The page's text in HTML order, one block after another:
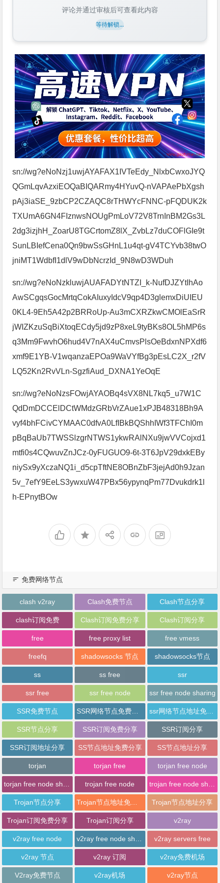
评论并通过审核后可查看此内容
等待解锁...
sn://wg?eNoNzj1uwjAYAFAX1IVTeEdy_NlxbCwxoJYQ
QGmLqvAzxiEOQaBIQARmy4HYuvQ-nVAPAePbXgsh
pAj3iaSE_9zbCP2CZAQC8rTHWYcFNNC-pFQDUK2k
TXUmA6GN4FIznwsNOUgPmLoV72V8TrnInBM2Gs3L
2dg3izjhH_ZoarU8TGCrtomZ8lX_ZvbLz7duCOFlGIe9t
SunLBIefCena0Qn9bwSsGHnL1u4qt-gV4TCYvb38twO
jniMT1WdbfI1dlV9wDbNcrzId_9N8wD3WDuh
sn://wg?eNoNzkluwjAUAFADYtNTZI_k-NufDJZYtIhAo
AwSCgqsGocMrtqCokAIuxyIdcV9qp4D3glemxDiUIEU
0KL4-9Eh5A42p2BRRoUp-Au3mCXRZkwCMOlEaSrR
jWIZKzuSqBiXtoqECdy5jd9zP8xeL9tyBKs8OL5hMP6s
q3Mm9FwvhO6hud4V7nAX4uCmvsPlsOeBdxnNPXdf6
xmf9E1YB-V1wqanzaEPOa9WaVYfBg3pEsLC2X_r2fV
LQ52Kn2RvVLn-SgzfiAud_DXNA1YeOqE
sn://wg?eNoNzsFOwjAYAOBq4sVX8NL7kq5_u7W1C
QdDmDCCElDCtWMdzGRbVrZAue1xPJB48318Bh9A
vyf4bhFCivCYMAAC0dfvA0LfIBkBQShhIWf3TFChI0m
pBqBaUb7TWSSlzgrNTWS1ykwRAlNXu9jwVVCojxd1
mtfi0s4CQwuvZnJCz-0yFUGUO9-6t-3T6JpV29dxkEBy
niySx9yXczaNQ1i_d5cpTftNE8OBnZbF3jejAd0h9Jzan
5v_7efY9EeLS3ywxuW47PBx56ypynqPm77Dvukdrk1l
h-EPnytBOw
免费网络节点
clash v2ray Clash免费节点 Clash节点分享
clash订阅免费 Clash订阅免费分享 Clash订阅分享
free free proxy list free vmess
freefq shadowsocks 节点 shadowsocks节点
ss ss free ssr
ssr free ssr free node ssr free node sharing
SSR免费节点
SSR节点分享 SSR订阅免费分享 SSR订阅分享
SSR订阅地址分享 SS节点地址免费分享 SS节点地址分享
torjan torjan free torjan free node
trojan free node
Trojan节点分享 Trojan节点地址分享
Trojan订阅免费分享 Trojan订阅分享 v2ray
v2ray free node v2ray servers free
v2ray 节点 v2ray 订阅 v2ray免费机场
V2ray免费节点 v2ray机场 v2ray节点